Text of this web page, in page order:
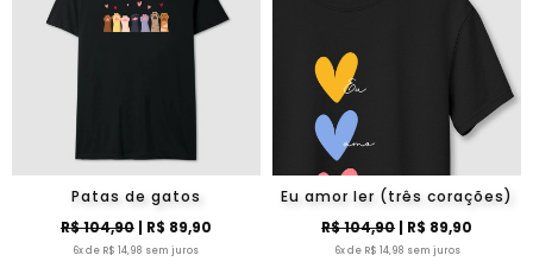
Patas de gatos
R$ 104,90| R$ 89,90
6x de R$ 14,98 sem juros
Eu amor ler (três corações)
R$ 104,90| R$ 89,90
6x de R$ 14,98 sem juros